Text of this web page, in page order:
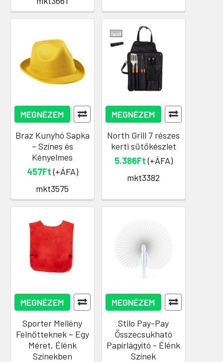
MEGNÉZEM
Braz Kunyhó Sapka
– Színes és
Kényelmes
457Ft(+ÁFA)
mkt3575
MEGNÉZEM
North Grill 7 részes
kerti sütőkészlet
5.386Ft(+ÁFA)
mkt3382
MEGNÉZEM
Sporter Mellény
Felnőtteknek – Egy
Méret, Élénk
Színekben
MEGNÉZEM
Stilo Pay-Pay
Összecsukható
Papírlágyító - Élénk
Színek